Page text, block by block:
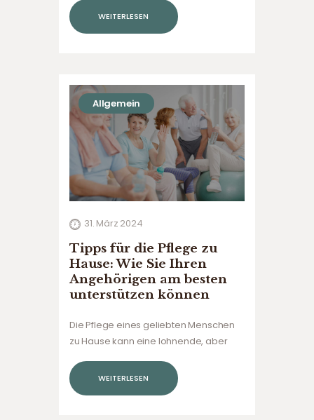
von Krankheit zu sein, sondern auch
geistig, körperlich und emotional aktiv
WEITERLESEN
Allgemein
31. März 2024
Tipps für die Pflege zu
Hause: Wie Sie Ihren
Angehörigen am besten
unterstützen können
Die Pflege eines geliebten Menschen
zu Hause kann eine lohnende, aber
viele Familien ist es wichtig, ihre älteren
Angehörigen in ihrer vertrauten
WEITERLESEN